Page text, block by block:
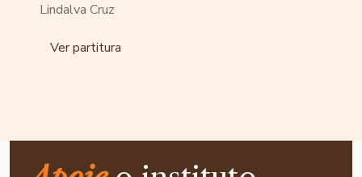
Lindalva Cruz
Ver partitura